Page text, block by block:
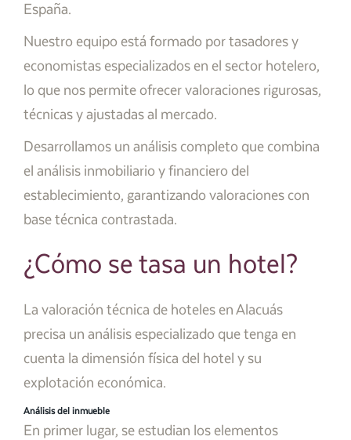
España.
Nuestro equipo está formado por tasadores y
economistas especializados en el sector hotelero,
lo que nos permite ofrecer valoraciones rigurosas,
técnicas y ajustadas al mercado.
Desarrollamos un análisis completo que combina
el análisis inmobiliario y financiero del
establecimiento, garantizando valoraciones con
base técnica contrastada.
¿Cómo se tasa un hotel?
La valoración técnica de hoteles en Alacuás
precisa un análisis especializado que tenga en
cuenta la dimensión física del hotel y su
explotación económica.
Análisis del inmueble
En primer lugar, se estudian los elementos